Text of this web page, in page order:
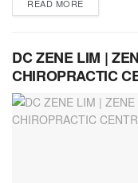
READ MORE
DC ZENE LIM |
CHIROPRACTIC